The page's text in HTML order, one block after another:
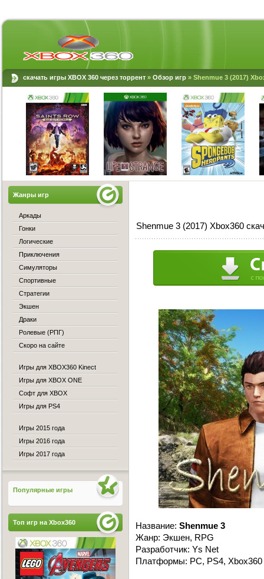
скачать игры XBOX 360 через торрент » Обзор игр » Shenmue 3 (2017)
Shenmue 3 (2017) Xbox360
Название: Shenmue 3
Жанр: Экшен, RPG
Разработчик: Ys Net
Платформы: PC, PS4, Xbox360
Жанры игр
Аркады
Гонки
Логические
Приключения
Симуляторы
Спортивные
Стратегии
Экшен
Драки
Ролевые (РПГ)
Скоро на сайте
Игры для XBOX360 Kinect
Игры для XBOX ONE
Софт для XBOX
Игры для PS4
Игры 2015 года
Игры 2016 года
Игры 2017 года
Популярные игры
Топ игр на Xbox360